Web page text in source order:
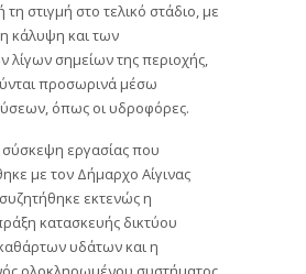
τη στιγμή στο τελικό στάδιο, με
κάλυψη και των
λίγων σημείων της περιοχής,
προσωρινά μέσω
όπως οι υδροφόρες.
εργασίας που
με τον Δήμαρχο Αίγινας
εκτενώς η
κατασκευής δικτύου
υδάτων και η